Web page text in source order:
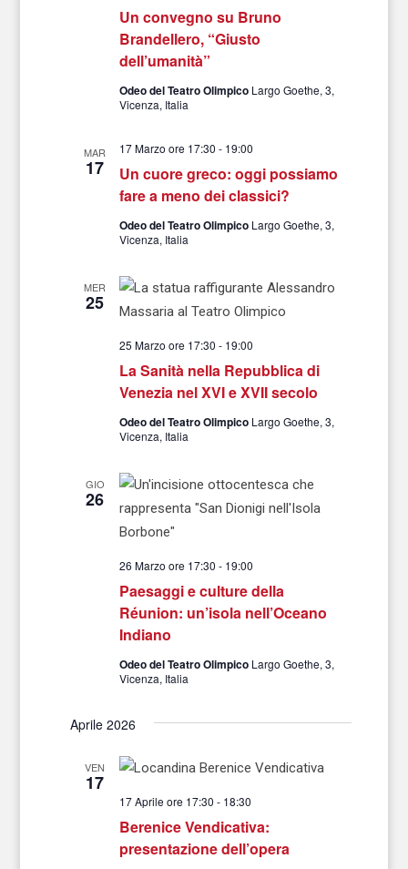
Un convegno su Bruno
Brandellero, “Giusto
dell’umanità”
Odeo del Teatro Olimpico Largo Goethe, 3,
Vicenza, Italia
MAR
17
Un cuore greco: oggi possiamo
fare a meno dei classici?
17 Marzo ore 17:30 - 19:00
Odeo del Teatro Olimpico Largo Goethe, 3,
Vicenza, Italia
MER
25
La Sanità nella Repubblica di
Venezia nel XVI e XVII secolo
25 Marzo ore 17:30 - 19:00
Odeo del Teatro Olimpico Largo Goethe, 3,
Vicenza, Italia
GIO
26
Paesaggi e culture della
Réunion: un’isola nell’Oceano
Indiano
26 Marzo ore 17:30 - 19:00
Odeo del Teatro Olimpico Largo Goethe, 3,
Vicenza, Italia
Aprile 2026
VEN
17
Berenice Vendicativa:
presentazione dell’opera
17 Aprile ore 17:30 - 18:30